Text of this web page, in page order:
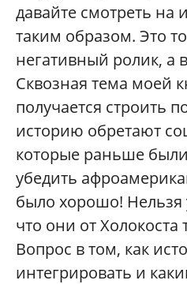
давайте смотреть на
таким образом. Это
негативный ролик, а
Сквозная тема моей
получается строить
историю обретают
которые раньше
убедить
было хорошо! Нельзя
что они от Холокоста
Вопрос в том, как
интегрировать и